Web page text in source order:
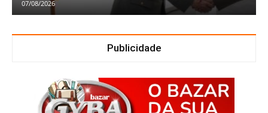
07/08/2026
Publicidade